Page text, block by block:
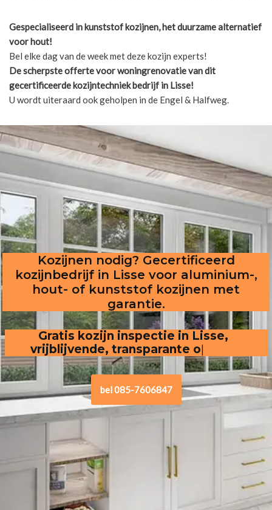
Gespecialiseerd in kunststof kozijnen, het duurzame alternatief
voor hout!
Bel elke dag van de week met deze kozijn experts!
De scherpsteofferte voor woningrenovatie van dit
gecertificeerde kozijntechniek bedrijf in Lisse!
U wordt uiteraard ook geholpen in de Engel & Halfweg.
Kozijnen nodig? Gecertificeerd
kozijnbedrijf in Lisse voor aluminium-,
hout- of kunststof kozijnen met
garantie.
Gratis kozijn inspectie in Lisse,
vrijblijvende, transparante offerte
bel 085-7606847